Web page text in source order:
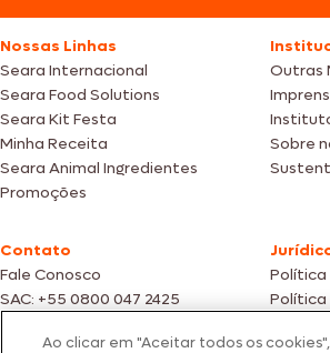
Nossas Linhas
Seara Internacional
Seara Food Solutions
Seara Kit Festa
Minha Receita
Seara Animal Ingredientes
Promoções
Outras
Sobre
Contato
Fale Conosco
SAC: +55 0800 047 2425
Política
Política
Ao clicar em "Aceitar todos os